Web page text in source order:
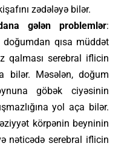
zədələyə bilər.
gələn problemlər:
qısa müddət
qalması serebral iflicin
bilər. Məsələn, doğum
göbək ciyəsinin
yol aça bilər.
körpənin beyninin
nəticədə serebral iflicin